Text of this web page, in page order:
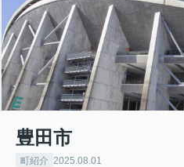
豊田市
町紹介 2025.08.01